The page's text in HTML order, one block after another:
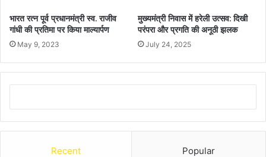
भारत रत्न पूर्व प्रधानमंत्री स्व. राजीव
गांधी की प्रतिमा पर किया माल्यार्पण
May 9, 2023
मुख्यमंत्री निवास में हरेली उत्सव: दिखी
परंपरा और प्रगति की अनूठी झलक
July 24, 2025
Recent Popular